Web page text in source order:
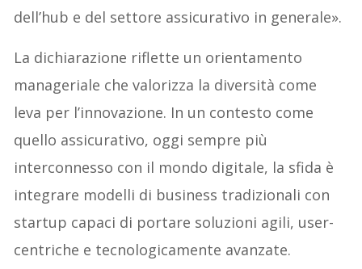
dell’hub e del settore assicurativo in generale».
La dichiarazione riflette un orientamento
manageriale che valorizza la diversità come
leva per l’innovazione. In un contesto come
quello assicurativo, oggi sempre più
interconnesso con il mondo digitale, la sfida è
integrare modelli di business tradizionali con
startup capaci di portare soluzioni agili, user-
centriche e tecnologicamente avanzate.